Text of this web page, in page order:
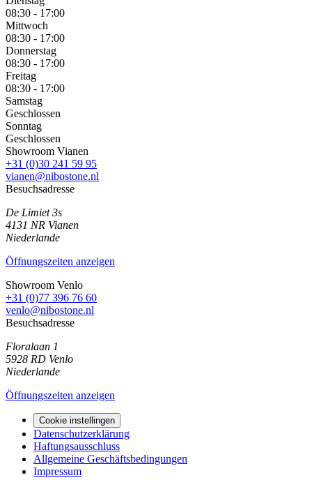
08:30 - 17:00
Mittwoch
08:30 - 17:00
Donnerstag
08:30 - 17:00
Freitag
08:30 - 17:00
Samstag
Geschlossen
Sonntag
Geschlossen
Showroom Vianen
+31 (0)30 241 59 95
vianen@nibostone.nl
Besuchsadresse
De Limiet 3s
4131 NR Vianen
Niederlande
Öffnungszeiten anzeigen
Showroom Venlo
+31 (0)77 396 76 60
venlo@nibostone.nl
Besuchsadresse
Floralaan 1
5928 RD Venlo
Niederlande
Öffnungszeiten anzeigen
Cookie instellingen
Datenschutzerklärung
Haftungsausschluss
Allgemeine Geschäftsbedingungen
Impressum